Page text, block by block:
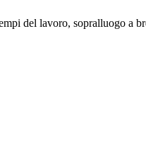
del lavoro, sopralluogo a